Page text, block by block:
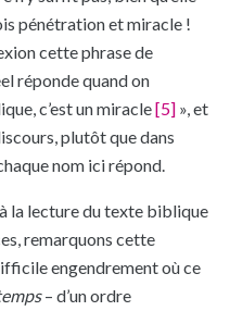
pénétration et miracle !
cette phrase de
réponde quand on
c’est un miracle[5] », et
plutôt que dans
nom ici répond.
la lecture du texte biblique
remarquons cette
engendrement où ce
– d’un ordre